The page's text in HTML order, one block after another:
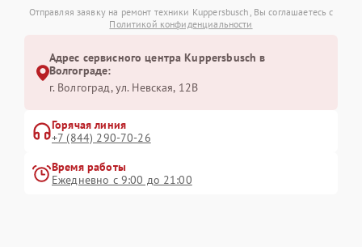
Отправляя заявку на ремонт техники Kuppersbusch, Вы соглашаетесь с
Политикой конфиденциальности
Адрес сервисного центра Kuppersbusch в
Волгограде:
г. Волгоград, ул. Невская, 12В
Горячая линия
+7 (844) 290-70-26
Время работы
Ежедневно с 9:00 до 21:00